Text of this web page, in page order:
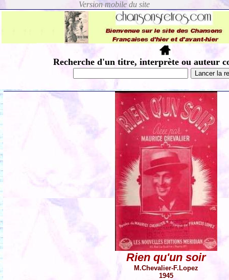
Recherche d'un titre, interprète ou auteur
Rien qu'un soir
M.Chevalier-F.Lopez
1945